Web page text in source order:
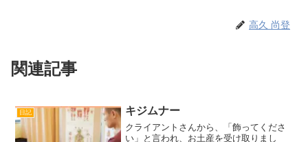
高久 尚登
関連記事
日記 キジムナー
クライアントさんから、「飾ってくださ
い」と言われ、お土産を受け取りまし